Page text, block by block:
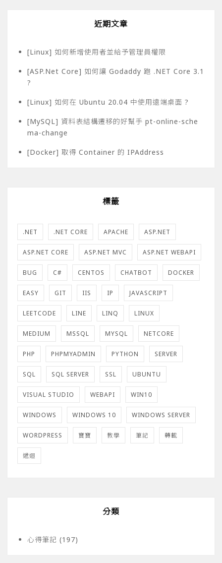
近期文章
[Linux] 如何新增使用者並給予管理員權限
[ASP.Net Core] 如何讓 Godaddy 跑 .NET Core 3.1
?
[Linux] 如何在 Ubuntu 20.04 中使用遠端桌面 ?
[MySQL] 資料表結構遷移的好幫手 pt-online-sche
ma-change
[Docker] 取得 Container 的 IPAddress
標籤
.NET .NET CORE APACHE ASP.NET
ASP.NET CORE ASP.NET MVC ASP.NET WEBAPI
BUG C# CENTOS CHATBOT DOCKER
EASY GIT IIS IP JAVASCRIPT
LEETCODE LINE LINQ LINUX
MEDIUM MSSQL MYSQL NETCORE
PHP PHPMYADMIN PYTHON SERVER
SQL SQL SERVER SSL UBUNTU
VISUAL STUDIO WEBAPI WIN10
WINDOWS WINDOWS 10 WINDOWS SERVER
WORDPRESS 寶寶 教學 筆記 轉載
遞迴
分類
心得筆記 (197)